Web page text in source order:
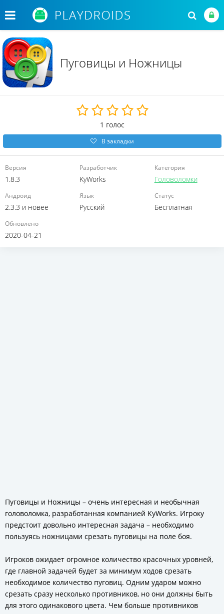
Пуговицы и Ножницы
1 голос
В закладки
Версия
1.8.3
Разработчик
KyWorks
Категория
Головоломки
Андроид
2.3.3 и новее
Язык
Русский
Статус
Бесплатная
Обновлено
2020-04-21
Пуговицы и Ножницы – очень интересная и необычная
головоломка, разработанная компанией KyWorks. Игроку
предстоит довольно интересная задача – необходимо
пользуясь ножницами срезать пуговицы на поле боя.
Игроков ожидает огромное количество красочных уровней,
где главной задачей будет за минимум ходов срезать
необходимое количество пуговиц. Одним ударом можно
срезать сразу несколько противников, но они должны быть
для этого одинакового цвета. Чем больше противников